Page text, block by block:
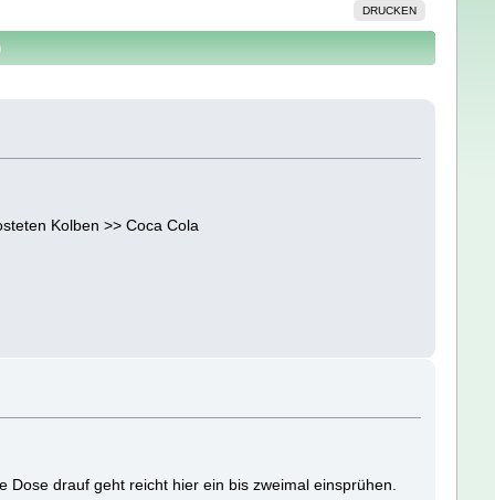
DRUCKEN
Kolben >> Coca Cola
drauf geht reicht hier ein bis zweimal einsprühen.